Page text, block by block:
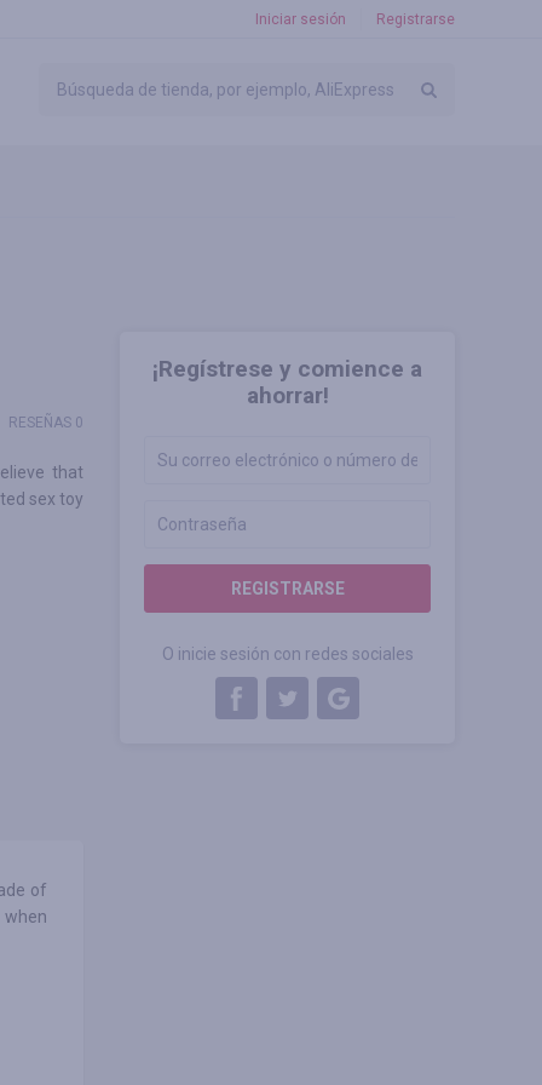
Iniciar sesión Registrarse
¡Regístrese y comience a
ahorrar!
REGISTRARSE
O inicie sesión con redes sociales
RESEÑAS 0
that
sex toy
of
when